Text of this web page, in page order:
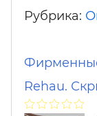
Рубрика:
Rehau.